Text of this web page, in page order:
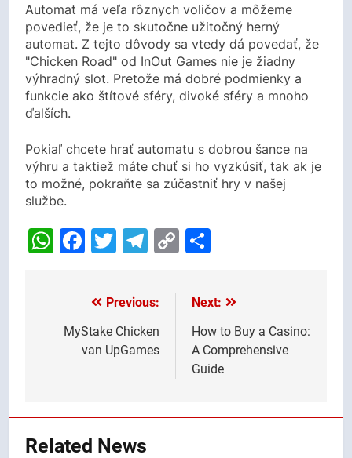
Automat má veľa rôznych voličov a môžeme
povedieť, že je to skutočne užitočný herný
automat. Z tejto dôvody sa vtedy dá povedať, že
"Chicken Road" od InOut Games nie je žiadny
výhradný slot. Pretože má dobré podmienky a
funkcie ako štítové sféry, divoké sféry a mnoho
ďalších.
Pokiaľ chcete hrať automatu s dobrou šance na
výhru a taktiež máte chuť si ho vyzkúsiť, tak ak je
to možné, pokraňte sa zúčastniť hry v našej
službe.
WhatsApp
Facebook
Twitter
Telegram
Copy
navigation
Previous:
MyStake Chicken
van UpGames
Next:
How to Buy a Casino:
A Comprehensive
Guide
Related News